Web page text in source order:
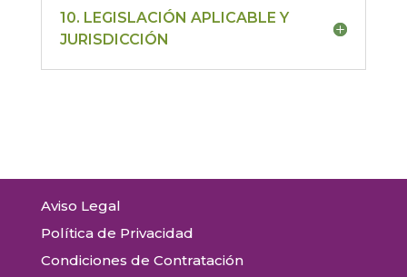
10. LEGISLACIÓN APLICABLE Y
JURISDICCIÓN
Aviso Legal
Política de Privacidad
Condiciones de Contratación